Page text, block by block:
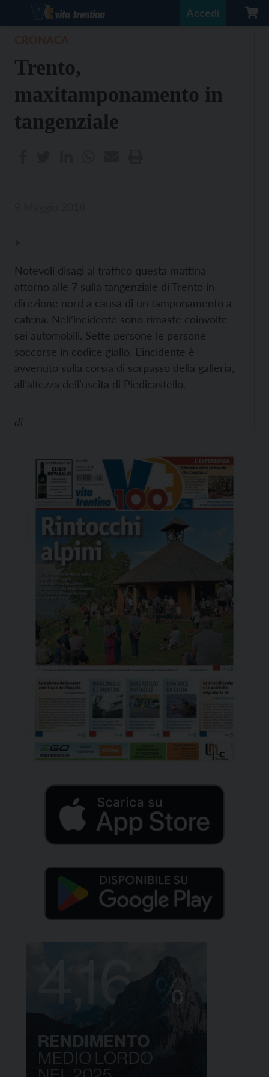
Accedi
Trento,
maxitamponamento in
tangenziale
>
Notevoli disagi al traffico questa mattina
attorno alle 7 sulla tangenziale di Trento in
direzione nord a causa di un tamponamento a
catena. Nell’incidente sono rimaste coinvolte
sei automobili. Sette persone le persone
soccorse in codice giallo. L’incidente è
avvenuto sulla corsia di sorpasso della galleria,
all’altezza dell’uscita di Piedicastello.
di